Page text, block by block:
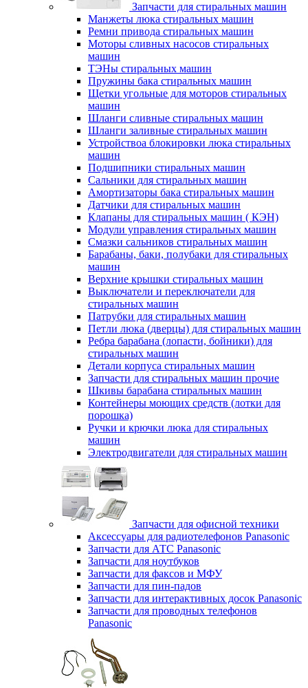
Запчасти для стиральных машин
Манжеты люка стиральных машин
Ремни привода стиральных машин
Моторы сливных насосов стиральных
машин
ТЭНы стиральных машин
Пружины бака стиральных машин
Щетки угольные для моторов стиральных
машин
Шланги сливные стиральных машин
Шланги заливные стиральных машин
Устройствоа блокировки люка стиральных
машин
Подшипники стиральных машин
Сальники для стиральных машин
Амортизаторы бака стиральных машин
Датчики для стиральных машин
Клапаны для стиральных машин ( КЭН)
Модули управления стиральных машин
Смазки сальников стиральных машин
Барабаны, баки, полубаки для стиральных
машин
Верхние крышки стиральных машин
Выключатели и переключатели для
стиральных машин
Патрубки для стиральных машин
Петли люка (дверцы) для стиральных машин
Ребра барабана (лопасти, бойники) для
стиральных машин
Детали корпуса стиральных машин
Запчасти для стиральных машин прочие
Шкивы барабана стиральных машин
Контейнеры моющих средств (лотки для
порошка)
Ручки и крючки люка для стиральных
машин
Электродвигатели для стиральных машин
Запчасти для офисной техники
Аксессуары для радиотелефонов Panasonic
Запчасти для АТС Panasonic
Запчасти для ноутбуков
Запчасти для факсов и МФУ
Запчасти для пин-падов
Запчасти для интерактивных досок Panasonic
Запчасти для проводных телефонов
Panasonic